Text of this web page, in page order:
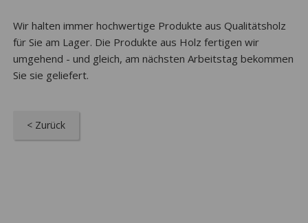
Wir halten immer hochwertige Produkte aus Qualitätsholz
für Sie am Lager. Die Produkte aus Holz fertigen wir
umgehend - und gleich, am nächsten Arbeitstag bekommen
Sie sie geliefert.
< Zurück